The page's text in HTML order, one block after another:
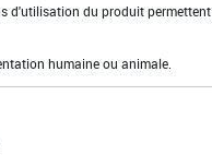
d'utilisation du produit
humaine ou animale.